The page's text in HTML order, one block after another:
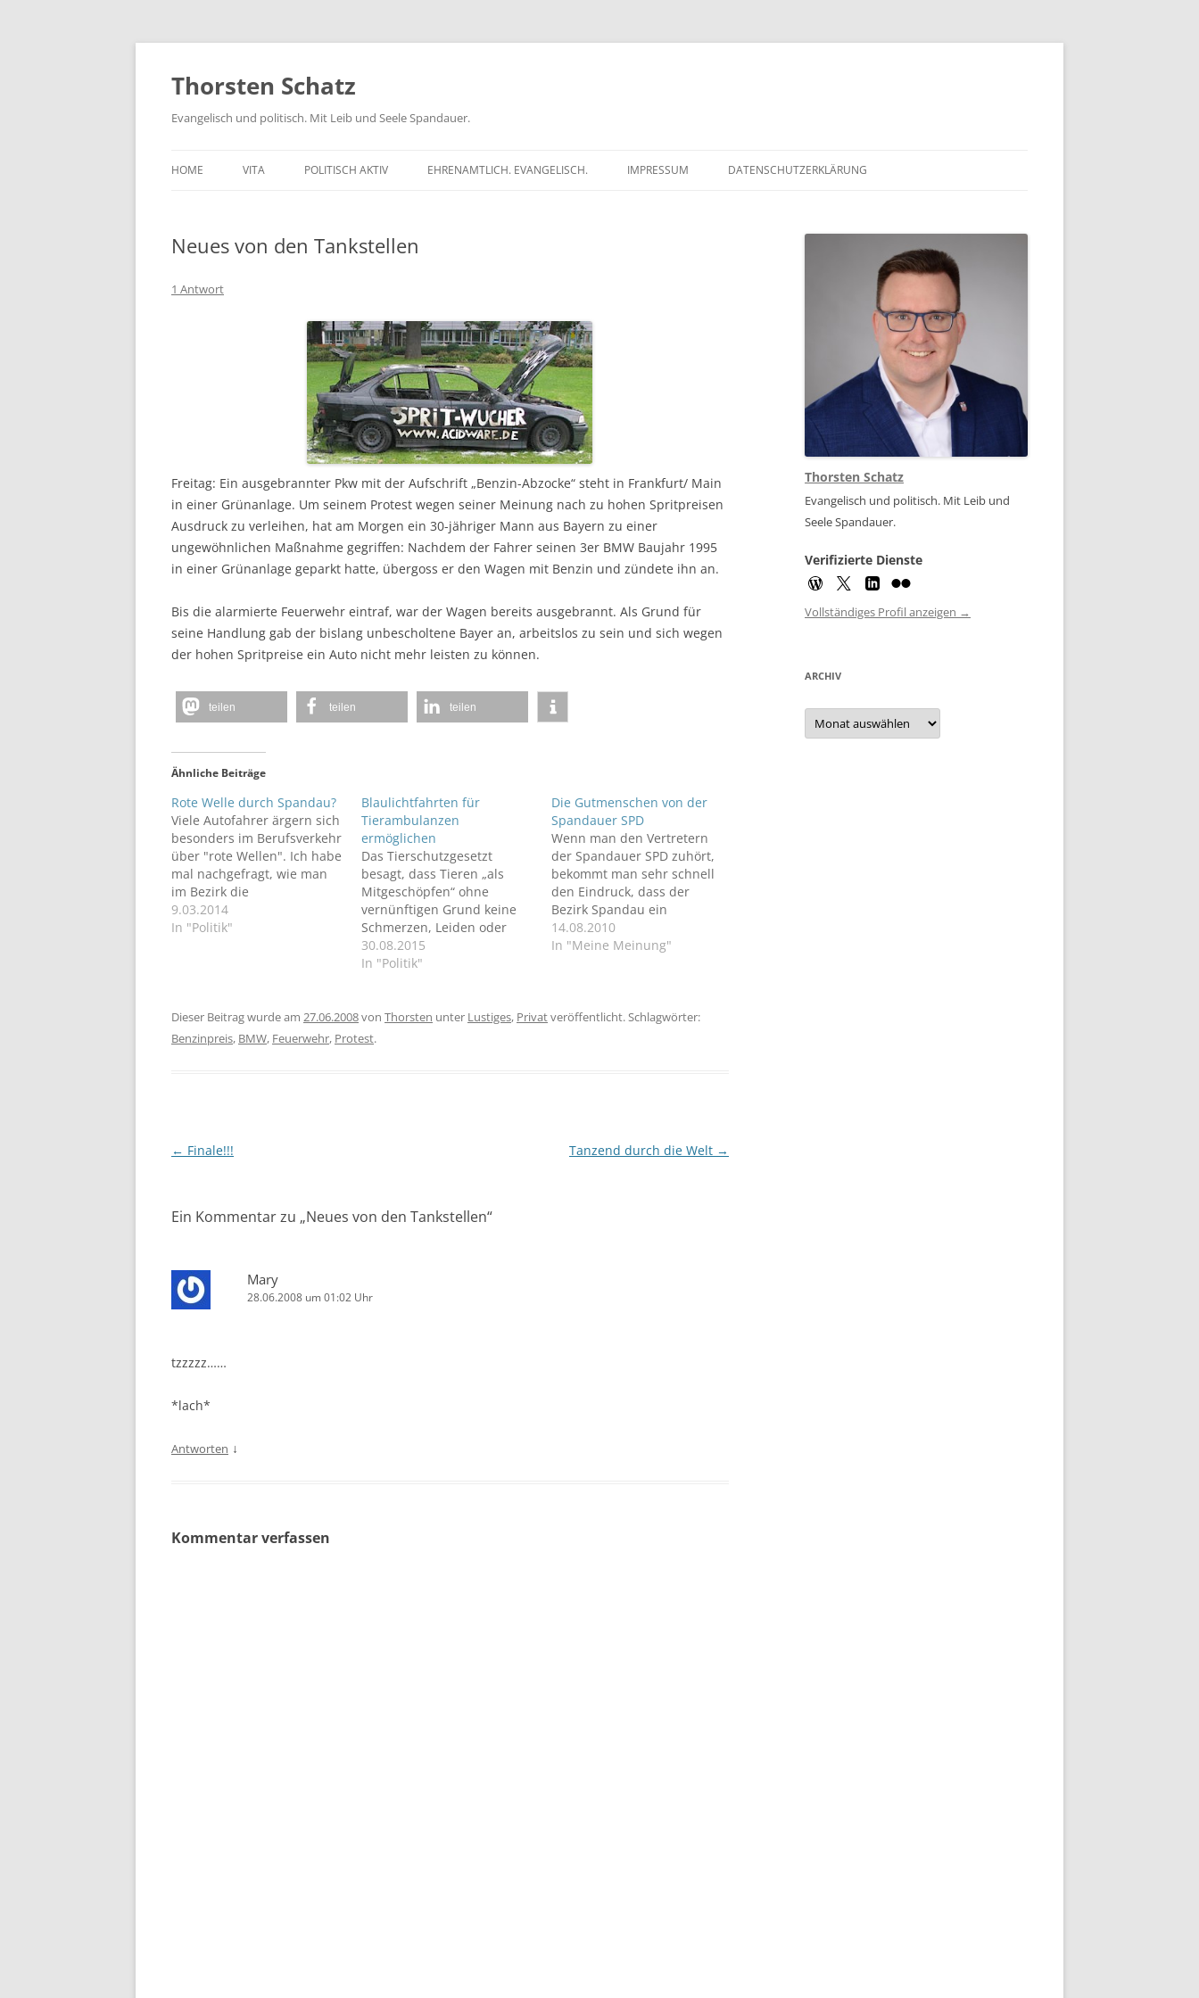
Zum
springen
Thorsten Schatz
Evangelisch und politisch. Mit Leib und Seele Spandauer.
HOME VITA POLITISCH AKTIV
SCHRIFTLICHE ANFRAGEN
EHRENAMTLICH. EVANGELISCH. IMPRESSUM DATENSCHUTZERKLÄRUNG
Neues von den Tankstellen
1 Antwort
Freitag: Ein ausgebrannter Pkw mit der Aufschrift „Benzin-Abzocke“ steht in Frankfurt/ Main
in einer Grünanlage. Um seinem Protest wegen seiner Meinung nach zu hohen Spritpreisen
Ausdruck zu verleihen, hat am Morgen ein 30-jähriger Mann aus Bayern zu einer
ungewöhnlichen Maßnahme gegriffen: Nachdem der Fahrer seinen 3er BMW Baujahr 1995
in einer Grünanlage geparkt hatte, übergoss er den Wagen mit Benzin und zündete ihn an.
Bis die alarmierte Feuerwehr eintraf, war der Wagen bereits ausgebrannt. Als Grund für
seine Handlung gab der bislang unbescholtene Bayer an, arbeitslos zu sein und sich wegen
der hohen Spritpreise ein Auto nicht mehr leisten zu können.
teilen teilen teilen
Ähnliche Beiträge
Rote Welle durch Spandau?
Viele Autofahrer ärgern sich
besonders im Berufsverkehr
über "rote Wellen". Ich habe
mal nachgefragt, wie man
im Bezirk die
Ampelschaltungen
optimieren kann.
9.03.2014
In "Politik"
Blaulichtfahrten für
Tierambulanzen
ermöglichen
Das Tierschutzgesetzt
besagt, dass Tieren „als
Mitgeschöpfen“ ohne
vernünftigen Grund keine
Schmerzen, Leiden oder
Schäden zugefügt werden
dürfen. Daher halte ich es
bestimmten Fällen die Fahrt
mit Blaulicht und
30.08.2015
In "Politik"
Die Gutmenschen von der
Spandauer SPD
Wenn man den Vertretern
der Spandauer SPD zuhört,
bekommt man sehr schnell
den Eindruck, dass der
Bezirk Spandau ein
absolutes Drecksloch ist.
Allen voran tönt hier der
14.08.2010
In "Meine Meinung"
Dieser Beitrag wurde am 27.06.2008von Thorsten unter Lustiges, Privatveröffentlicht. Schlagwörter:
Benzinpreis, BMW, Feuerwehr, Protest.
Beitragsnavigation
← Finale!!! Tanzend durch die Welt →
Ein Kommentar zu „Neues von den Tankstellen“
Mary
28.06.2008 um 01:02 Uhr
tzzzzz……
*lach*
Antworten ↓
Kommentar verfassen
Thorsten Schatz
Evangelisch und politisch. Mit Leib und
Seele Spandauer.
Verifizierte Dienste
Vollständiges Profil anzeigen →
ARCHIV
Archiv